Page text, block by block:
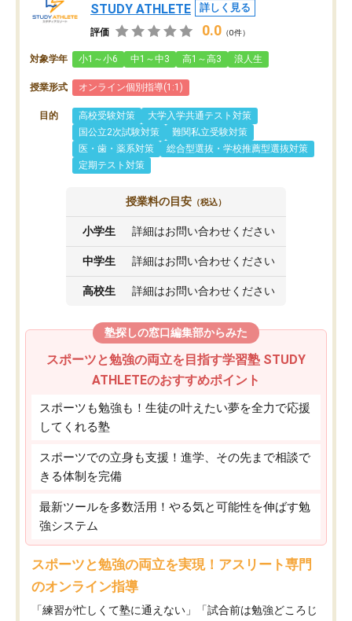
STUDY ATHLETE
詳しく見る
評価 0.0 （0件）
対象学年 小1～小6 中1～中3 高1～高3 浪人生
授業形式 オンライン個別指導(1:1)
目的 高校受験対策
大学入学共通テスト対策
国公立2次試験対策
難関私立受験対策
医・歯・薬系対策
総合型選抜・学校推薦型選抜対策
定期テスト対策
授業料の目安 （税込）
小学生 詳細はお問い合わせください
中学生 詳細はお問い合わせください
高校生 詳細はお問い合わせください
塾探しの窓口編集部からみた
スポーツと勉強の両立を目指す学習塾 STUDY
ATHLETEのおすすめポイント
スポーツも勉強も！生徒の叶えたい夢を全力で応援
してくれる塾
スポーツでの立身も支援！進学、その先まで相談で
きる体制を完備
最新ツールを多数活用！やる気と可能性を伸ばす勉
強システム
スポーツと勉強の両立を実現！アスリート専門
のオンライン指導
「練習が忙しくて塾に通えない」「試合前は勉強どころじ